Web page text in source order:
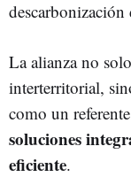
La alianza no
interterritorial,
como un
soluciones
eficiente.